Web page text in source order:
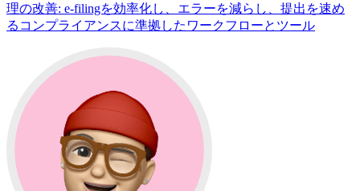
理の改善: e-filingを効率化し、エラーを減らし、提出を速め
るコンプライアンスに準拠したワークフローとツール